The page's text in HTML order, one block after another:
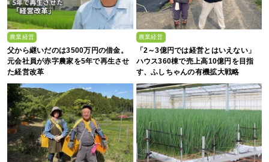
農業経営
父から継いだのは3500万円の借金。
元会社員が赤字農家を5年で再生させ
た経営改革
農業経営
「2～3億円では経営とはいえない」
ハウス360棟で売上高10億円を目指
す、ふしちゃんの有機拡大戦略